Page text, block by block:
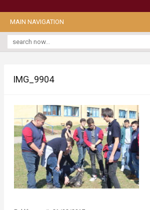
MAIN NAVIGATION
IMG_9904